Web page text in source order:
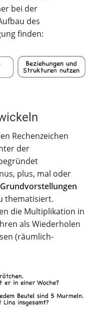
bei der
des
finden:
Rechenzeichen
der
plus, mal oder
Grundvorstellungen
thematisiert.
die Multiplikation in
als Wiederholen
(räumlich-